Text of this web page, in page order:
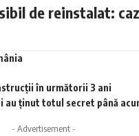
de reinstalat:
în următorii 3 ani
au ținut totul secret până
- Advertisement -